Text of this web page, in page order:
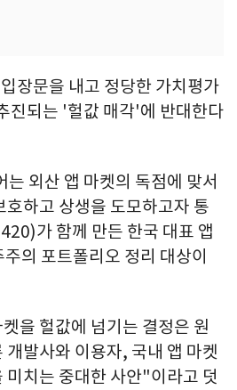
장문을 내고 정당한 가치평가
진되는 '헐값 매각'에 반대한다
외산 앱 마켓의 독점에 맞서
호하고 상생을 도모하고자 통
가 함께 만든 한국 대표 앱
의 포트폴리오 정리 대상이
을 헐값에 넘기는 결정은 원
개발사와 이용자, 국내 앱 마켓
미치는 중대한 사안"이라고 덧